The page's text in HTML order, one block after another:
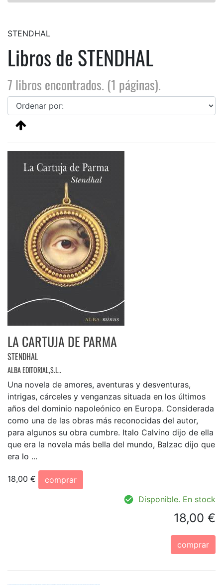
STENDHAL
Libros de STENDHAL
7 libros encontrados. (1 páginas).
LA CARTUJA DE PARMA
STENDHAL
ALBA EDITORIAL,S.L..
Una novela de amores, aventuras y desventuras,
intrigas, cárceles y venganzas situada en los últimos
años del dominio napoleónico en Europa. Considerada
como una de las obras más reconocidas del autor,
para algunos su obra cumbre. Italo Calvino dijo de ella
que era la novela más bella del mundo, Balzac dijo que
era lo ...
18,00 €
comprar
Disponible. En stock
18,00 €
comprar